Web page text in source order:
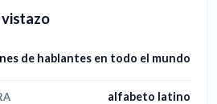
vistazo
de hablantes en todo el mundo
alfabeto latino